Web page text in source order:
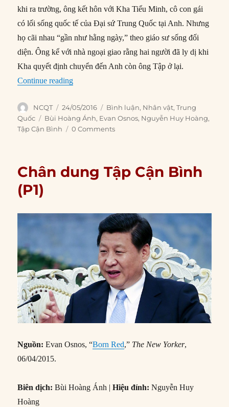
khi ra trường, ông kết hôn với Kha Tiểu Minh, cô con gái
có lối sống quốc tế của Đại sứ Trung Quốc tại Anh. Nhưng
họ cãi nhau “gần như hằng ngày,” theo giáo sư sống đối
diện. Ông kể với nhà ngoại giao rằng hai người đã ly dị khi
Kha quyết định chuyển đến Anh còn ông Tập ở lại.
Continue reading“Chân dung Tập Cận Bình (P2)”
Author
NCQT
Posted
on
24/05/2016 Categories
Bình luận, Nhân vật,Trung
Quốc
Tags
Bùi Hoàng Ánh, Evan Osnos, Nguyễn Huy Hoàng,
Tập Cận Bình
0 Comments
Chân dung Tập Cận Bình
(P1)
Nguồn: Evan Osnos, “Born Red,” The New Yorker,
06/04/2015.
Biên dịch: Bùi Hoàng Ánh |Hiệu đính: Nguyễn Huy
Hoàng